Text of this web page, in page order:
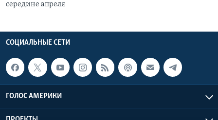
середине апреля
СОЦИАЛЬНЫЕ СЕТИ
ГОЛОС АМЕРИКИ